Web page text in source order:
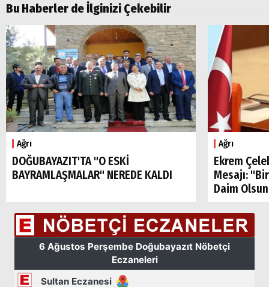
Bu Haberler de İlginizi Çekebilir
Ağrı
DOĞUBAYAZIT'TA "O ESKİ
BAYRAMLAŞMALAR" NEREDE KALDI
Ağrı
Ekrem
Mesajı:
Daim
Arama